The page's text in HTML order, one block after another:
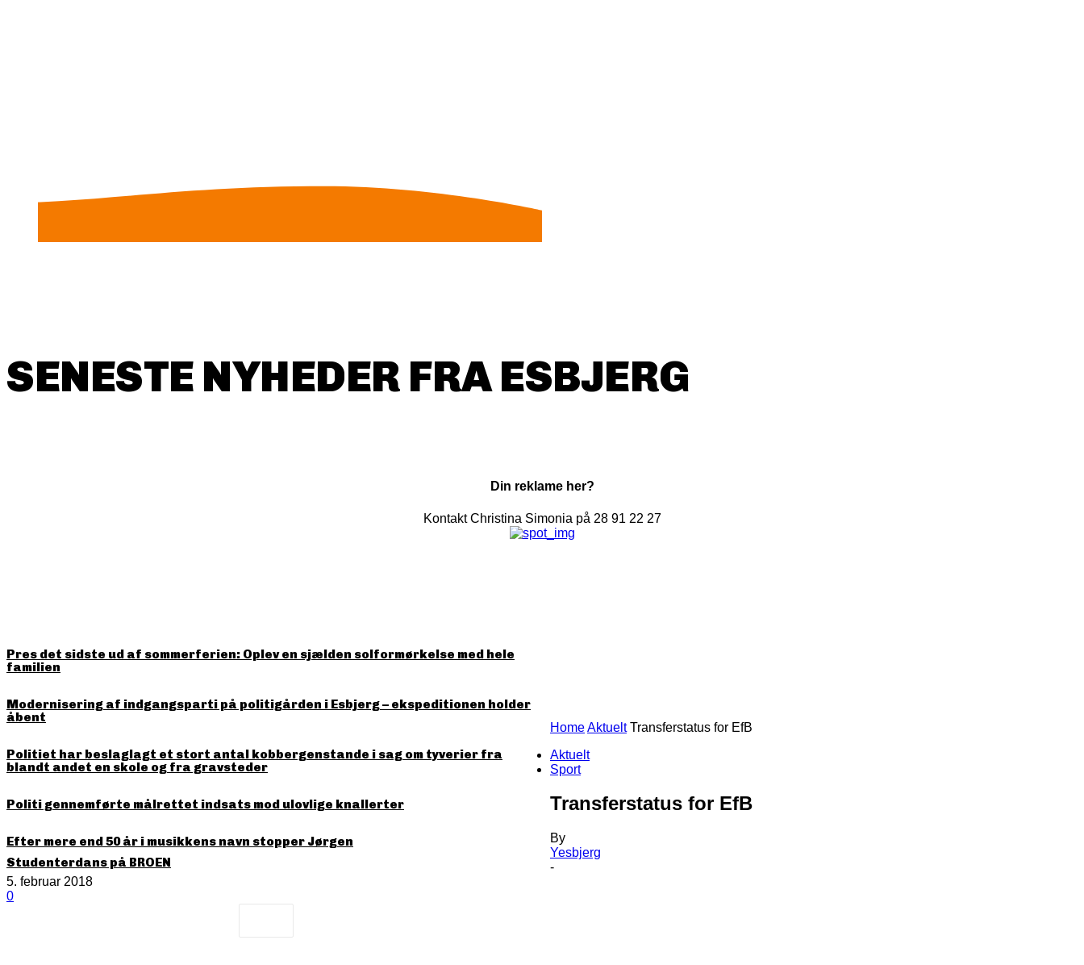
SENESTE NYHEDER FRA ESBJERG
Din reklame her?
Kontakt Christina Simonia på 28 91 22 27
Pres det sidste ud af sommerferien: Oplev en sjælden solformørkelse med hele
familien
Modernisering af indgangsparti på politigården i Esbjerg – ekspeditionen holder
åbent
Politiet har beslaglagt et stort antal kobbergenstande i sag om tyverier fra
blandt andet en skole og fra gravsteder
Politi gennemførte målrettet indsats mod ulovlige knallerter
Efter mere end 50 år i musikkens navn stopper Jørgen
Studenterdans på BROEN
HomeAktuelt Transferstatus for EfB
Aktuelt
Sport
Transferstatus for EfB
By
Yesbjerg
-
5. februar 2018
0